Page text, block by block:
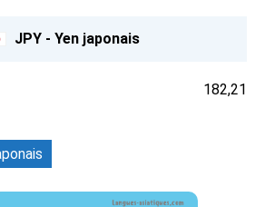
JPY - Yen japonais
182,21